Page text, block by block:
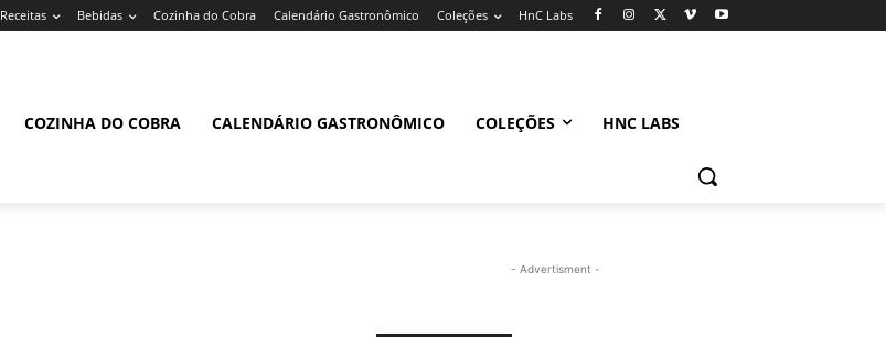
Receitas Bebidas Cozinha do Cobra Calendário Gastronômico Coleções HnC Labs
COZINHA DO COBRA CALENDÁRIO GASTRONÔMICO COLEÇÕES HNC LABS
- Advertisment -